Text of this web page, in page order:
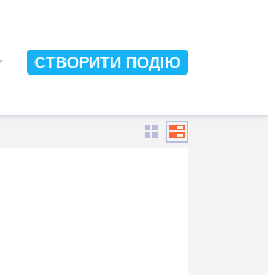
СТВОРИТИ ПОДІЮ